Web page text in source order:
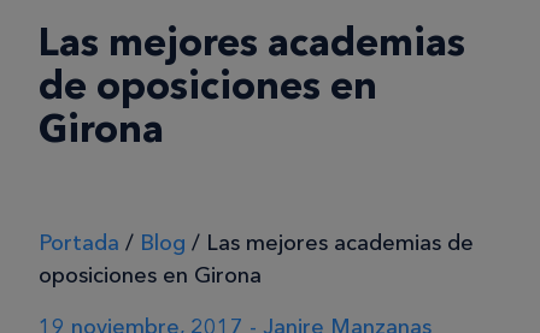
Las mejores academias
de oposiciones en
Girona
Portada / Blog / Las mejores academias de
oposiciones en Girona
19 noviembre, 2017 - Janire Manzanas